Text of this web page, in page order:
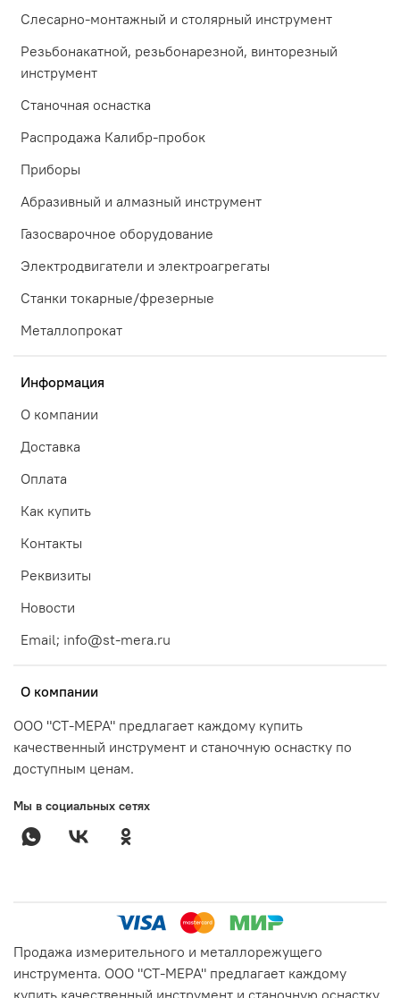
Слесарно-монтажный и столярный инструмент
Резьбонакатной, резьбонарезной, винторезный
инструмент
Станочная оснастка
Распродажа Калибр-пробок
Приборы
Абразивный и алмазный инструмент
Газосварочное оборудование
Электродвигатели и электроагрегаты
Станки токарные/фрезерные
Металлопрокат
Информация
О компании
Доставка
Оплата
Как купить
Контакты
Реквизиты
Новости
Email; info@st-mera.ru
О компании
ООО "СТ-МЕРА" предлагает каждому купить
качественный инструмент и станочную оснастку по
доступным ценам.
Мы в социальных сетях
Продажа измерительного и металлорежущего
инструмента. ООО "СТ-МЕРА" предлагает каждому